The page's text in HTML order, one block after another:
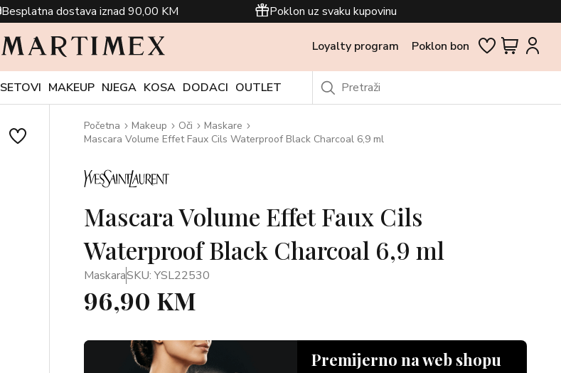
Besplatna dostava iznad 90,00 KM Poklon uz svaku kupovinu
Loyalty program Poklon bon
SETOVI MAKEUP NJEGA KOSA DODACI OUTLET
Početna Makeup Oči
Maskare
Mascara Volume Effet Faux Cils Waterproof Black Charcoal 6,9 ml
Mascara Volume Effet Faux Cils
Waterproof Black Charcoal 6,9 ml
MaskaraSKU: YSL22530
96,90 KM
Premijerno na web shopu